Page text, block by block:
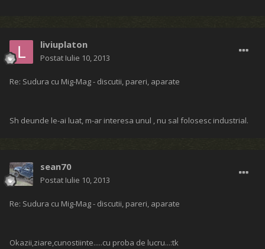
liviuplaton
Postat Iulie 10, 2013
Re: Sudura cu Mig-Mag - discutii, pareri, aparate
Sh deunde le-ai luat, m-ar interesa unul , nu sal folosesc industrial.
sean70
Postat Iulie 10, 2013
Re: Sudura cu Mig-Mag - discutii, pareri, aparate
Okazii,ziare,cunostiinte.....cu proba de lucru...:tk